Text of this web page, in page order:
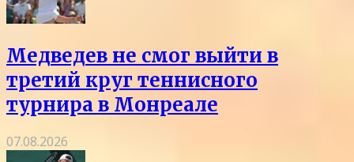
Медведев не смог выйти в
третий круг теннисного
турнира в Монреале
07.08.2026